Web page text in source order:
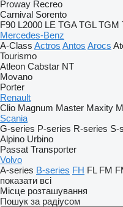
Proway Recreo
Carnival Sorento
F90 L2000 LE TGA TGL TGM
Mercedes-Benz
A-Class Actros Antos Arocs
Tourismo
Atleon Cabstar NT
Movano
Porter
Renault
Clio Magnum Master Maxity
Scania
G-series P-series R-series S-
Alpino Urbino
Passat Transporter
Volvo
A-series B-series FH FL FM
показати всі
Місце розташування
Пошук за радіусом